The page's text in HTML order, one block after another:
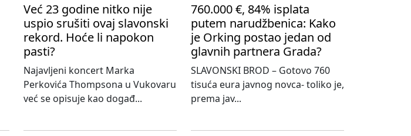
Već 23 godine nitko nije
uspio srušiti ovaj slavonski
rekord. Hoće li napokon
pasti?
Najavljeni koncert Marka
Perkovića Thompsona u Vukovaru
već se opisuje kao događ...
760.000 €, 84% isplata
putem narudžbenica: Kako
je Orking postao jedan od
glavnih partnera Grada?
SLAVONSKI BROD – Gotovo 760
tisuća eura javnog novca- toliko je,
prema jav...